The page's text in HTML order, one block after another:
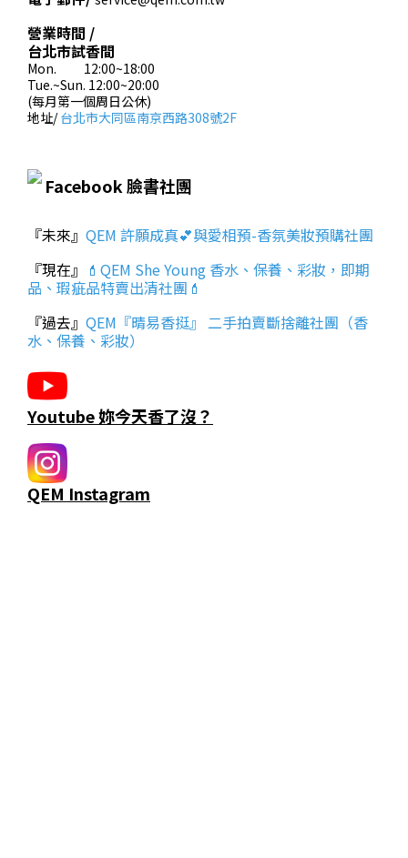
營業時間 /
台北市試香間
Mon. 12:00~18:00
Tue.~Sun. 12:00~20:00
(每月第一個周日公休)
地址/台北市大同區南京西路308號2F
Facebook 臉書社團
『未來』 QEM 許願成真💕與愛相預-香氛美妝預購社團
『現在』 💄QEM She Young 香水、保養、彩妝，即期
品、瑕疵品特賣出清社團💄
『過去』 QEM『晴易香挺』 二手拍賣斷捨離社團（香
水、保養、彩妝）
Youtube 妳今天香了沒？
QEM Instagram